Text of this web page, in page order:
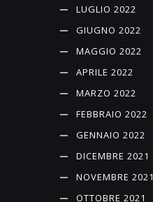
LUGLIO 2022
GIUGNO 2022
MAGGIO 2022
APRILE 2022
MARZO 2022
FEBBRAIO 2022
GENNAIO 2022
DICEMBRE 2021
NOVEMBRE 2021
OTTOBRE 2021